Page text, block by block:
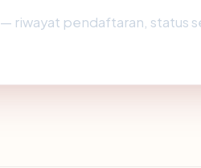
— riwayat pendaftaran, status